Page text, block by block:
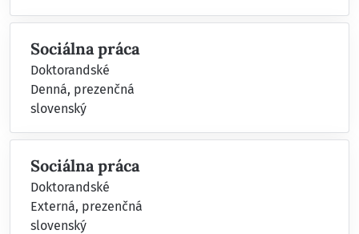
Sociálna práca
Doktorandské
Denná, prezenčná
slovenský
Sociálna práca
Doktorandské
Externá, prezenčná
slovenský